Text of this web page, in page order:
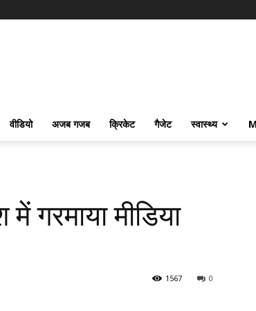
वीडियो अजब गजब क्रिकेट गैजेट स्वास्थ्य
गरमाया मीडिया
0
1567